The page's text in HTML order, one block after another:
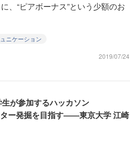
、“ピアボーナス”という少額のお
ニケーション
2019/07/24
が参加するハッカソン
ー発掘を目指す――東京大学 江崎